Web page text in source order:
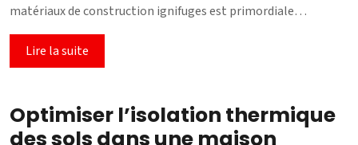
matériaux de construction ignifuges est primordiale…
Lire la suite
Optimiser l’isolation thermique
des sols dans une maison